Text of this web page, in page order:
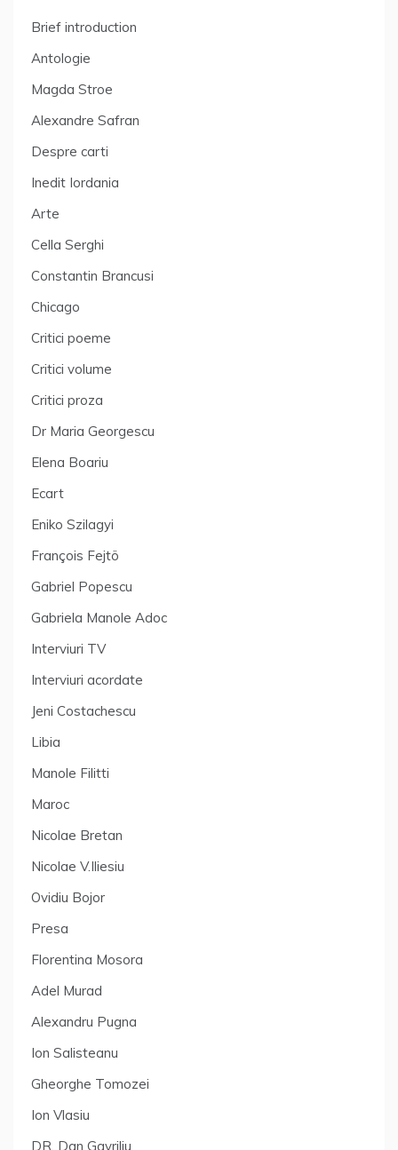
Brief introduction
Antologie
Magda Stroe
Alexandre Safran
Despre carti
Inedit Iordania
Arte
Cella Serghi
Constantin Brancusi
Chicago
Critici poeme
Critici volume
Critici proza
Dr Maria Georgescu
Elena Boariu
Ecart
Eniko Szilagyi
François Fejtö
Gabriel Popescu
Gabriela Manole Adoc
Interviuri TV
Interviuri acordate
Jeni Costachescu
Libia
Manole Filitti
Maroc
Nicolae Bretan
Nicolae V.Iliesiu
Ovidiu Bojor
Presa
Florentina Mosora
Adel Murad
Alexandru Pugna
Ion Salisteanu
Gheorghe Tomozei
Ion Vlasiu
DR. Dan Gavriliu